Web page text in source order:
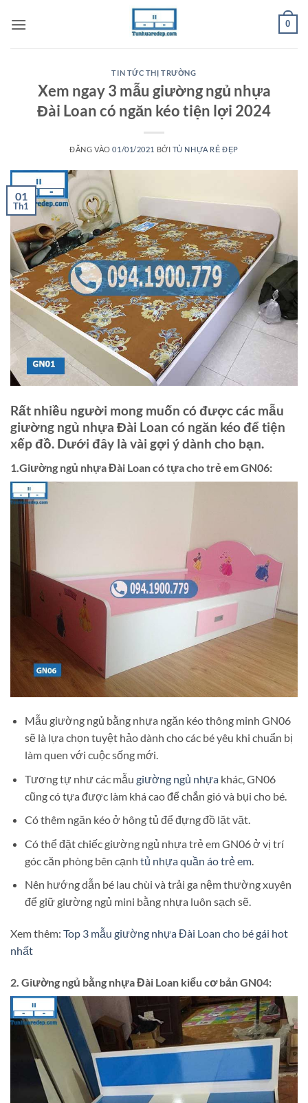
qua
0
TIN TỨC THỊ TRƯỜNG
Xem ngay 3 mẫu giường ngủ nhựa
Đài Loan có ngăn kéo tiện lợi 2024
ĐĂNG VÀO01/01/2021 BỞI TỦ NHỰA RẺ ĐẸP
01
Th1
Rất nhiều người mong muốn có được các mẫu
giường ngủ nhựa Đài Loan có ngăn kéo để tiện
xếp đồ. Dưới đây là vài gợi ý dành cho bạn.
1.Giường ngủ nhựa Đài Loan có tựa cho trẻ em GN06:
Mẫu giường ngủ bằng nhựa ngăn kéo thông minh GN06
sẽ là lựa chọn tuyệt hảo dành cho các bé yêu khi chuẩn bị
làm quen với cuộc sống mới.
Tương tự như các mẫu giường ngủ nhựakhác, GN06
cũng có tựa được làm khá cao để chắn gió và bụi cho bé.
Có thêm ngăn kéo ở hông tủ để đựng đồ lặt vặt.
Có thể đặt chiếc giường ngủ nhựa trẻ em GN06 ở vị trí
góc căn phòng bên cạnh tủ nhựa quần áo trẻ em.
Nên hướng dẫn bé lau chùi và trải ga nệm thường xuyên
để giữ giường ngủ mini bằng nhựa luôn sạch sẽ.
Xem thêm: Top 3 mẫu giường nhựa Đài Loan cho bé gái hot
nhất
2. Giường ngủ bằng nhựa Đài Loan kiểu cơ bản GN04: